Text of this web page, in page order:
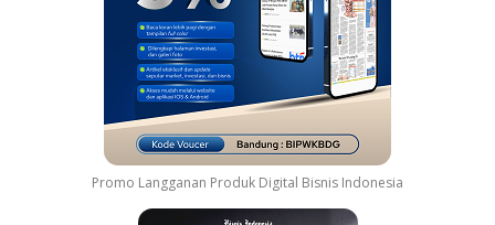
Promo Langganan Produk Digital Bisnis Indonesia